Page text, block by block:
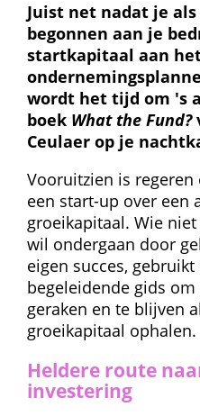
Juist net nadat je
begonnen aan je
startkapitaal aan
wordt het tijd om 's
boek What the Fund?
Ceulaer op je
Vooruitzien is regeren
een start-up over een
groeikapitaal. Wie
wil ondergaan door
eigen succes,
begeleidende gids
geraken en te blijven
groeikapitaal ophalen.
Heldere route
investering